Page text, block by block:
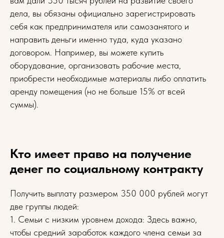
дела, вы обязаны официально зарегистрировать
себя как предпринимателя или самозанятого и
направить деньги именно туда, куда указано
договором. Например, вы можете купить
оборудование, организовать рабочие места,
приобрести необходимые материалы либо оплатить
аренду помещения (но не больше 15% от всей
суммы).
Кто имеет право на получение
денег по социальному контракту
Получить выплату размером 350 000 рублей могут
две группы людей:
1. Семьи с низким уровнем дохода: Здесь важно,
чтобы средний заработок каждого члена семьи за